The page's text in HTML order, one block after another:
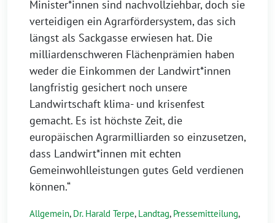
Minister*innen sind nachvollziehbar, doch sie
verteidigen ein Agrarfördersystem, das sich
längst als Sackgasse erwiesen hat. Die
milliardenschweren Flächenprämien haben
weder die Einkommen der Landwirt*innen
langfristig gesichert noch unsere
Landwirtschaft klima- und krisenfest
gemacht. Es ist höchste Zeit, die
europäischen Agrarmilliarden so einzusetzen,
dass Landwirt*innen mit echten
Gemeinwohlleistungen gutes Geld verdienen
können.“
Allgemein, Dr. Harald Terpe, Landtag, Pressemitteilung,